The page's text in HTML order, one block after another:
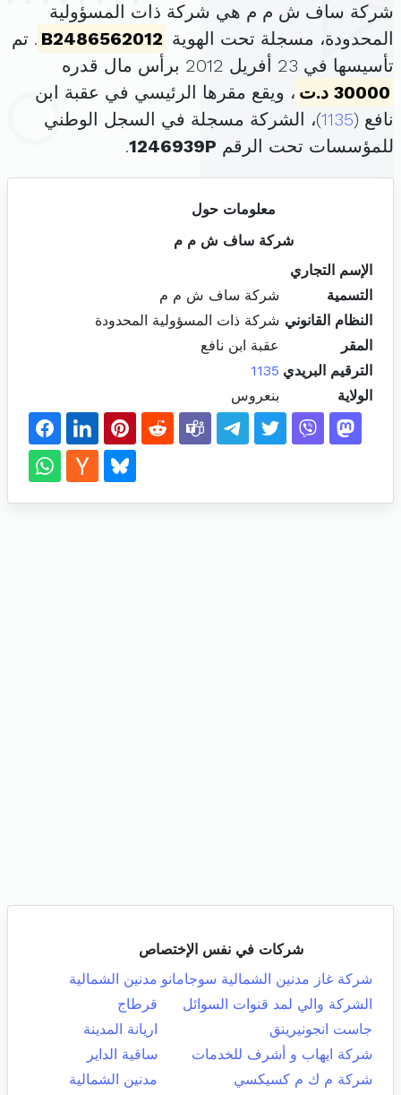
شركة ساف ش م م هي شركة ذات المسؤولية
المحدودة، مسجلة تحت الهوية B2486562012 . تم
تأسيسها في 23 أفريل 2012 برأس مال قدره
30000 د.ت
، ويقع مقرها الرئيسي في عقبة ابن
نافع (1135)، الشركة مسجلة في السجل الوطني
للمؤسسات تحت الرقم 1246939P
.
معلومات حول
شركة ساف ش م م
الإسم التجاري
التسمية
شركة ساف ش م م
النظام القانوني شركة ذات المسؤولية المحدودة
المقر
عقبة ابن نافع
الترقيم البريدي 1135
الولاية
بنعروس
شركات في نفس الإختصاص
شركة غاز مدنين الشمالية سوجامانو مدنين الشمالية
الشركة والي لمد قنوات السوائل
قرطاج
جاست انجونيرينق
اريانة المدينة
شركة ايهاب و أشرف للخدمات
ساقية الداير
شركة م ك م كسيكسي
مدنين الشمالية